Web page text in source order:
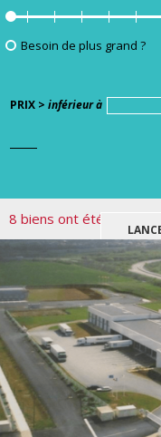
Besoin de plus grand ?
PRIX > inférieur à
8 biens ont été trouvés